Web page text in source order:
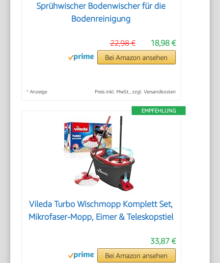
Sprühwischer Bodenwischer für die
Bodenreinigung
18,98 €
22,98 €
Bei Amazon ansehen
* Anzeige Preis inkl. MwSt., zzgl. Versandkosten
EMPFEHLUNG
Vileda Turbo Wischmopp Komplett Set,
Mikrofaser-Mopp, Eimer & Teleskopstiel
33,87 €
Bei Amazon ansehen